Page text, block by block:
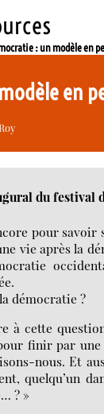
: un modèle en
en
du
pour savoir
vie après la
démocratie ?
à cette
finir par
nous. Et
quelqu’un
? »